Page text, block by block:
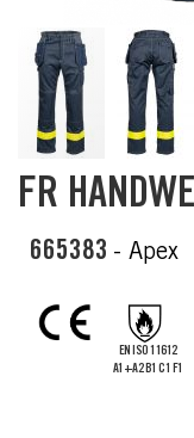
Skip
to
beginning
images
gallery
FR
665383 - Apex
EN ISO 11612
A1+A2 B1 C1 F1